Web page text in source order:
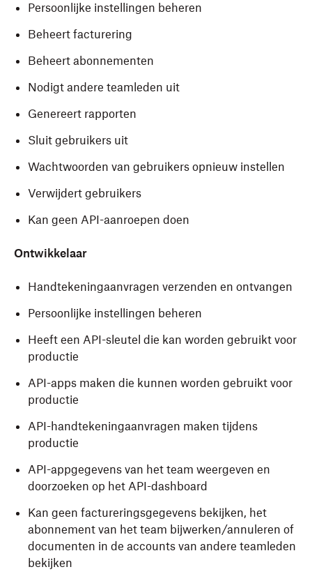
Persoonlijke instellingen beheren
Beheert facturering
Beheert abonnementen
Nodigt andere teamleden uit
Genereert rapporten
Sluit gebruikers uit
Wachtwoorden van gebruikers opnieuw instellen
Verwijdert gebruikers
Kan geen API-aanroepen doen
Ontwikkelaar
Handtekeningaanvragen verzenden en ontvangen
Persoonlijke instellingen beheren
Heeft een API-sleutel die kan worden gebruikt voor
productie
API-apps maken die kunnen worden gebruikt voor
productie
API-handtekeningaanvragen maken tijdens
productie
API-appgegevens van het team weergeven en
doorzoeken op het API-dashboard
Kan geen factureringsgegevens bekijken, het
abonnement van het team bijwerken/annuleren of
documenten in de accounts van andere teamleden
bekijken